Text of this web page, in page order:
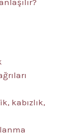
kabızlık,